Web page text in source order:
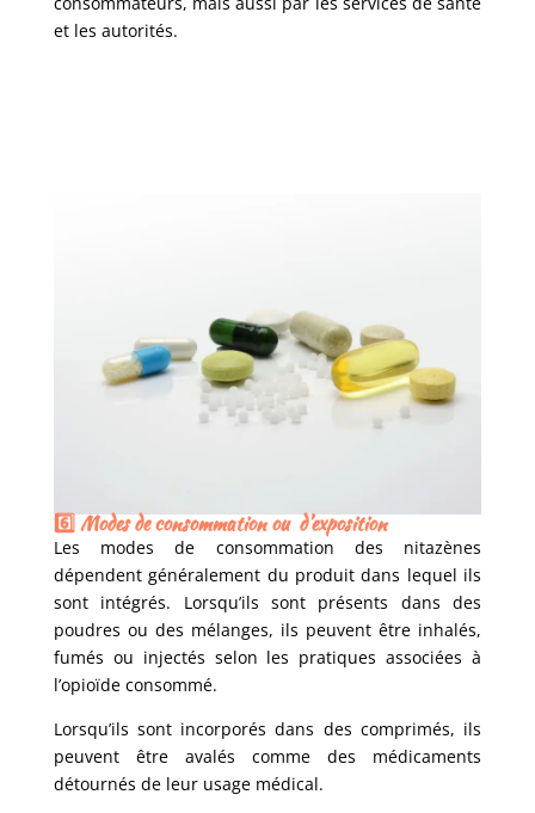
et les autorités.
6️⃣ Modes de consommation ou d’exposition
Les modes de consommation des nitazènes
dépendent généralement du produit dans lequel ils
sont intégrés. Lorsqu’ils sont présents dans des
poudres ou des mélanges, ils peuvent être inhalés,
fumés ou injectés selon les pratiques associées à
l’opioïde consommé.
Lorsqu’ils sont incorporés dans des comprimés, ils
peuvent être avalés comme des médicaments
détournés de leur usage médical.